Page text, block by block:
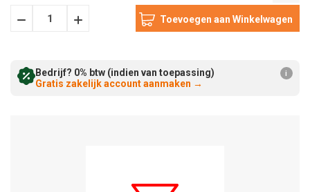
HoeveelheidHoeveelheid
Bedrijf? 0% btw (indien van toepassing)
Gratis zakelijk account aanmaken →
i